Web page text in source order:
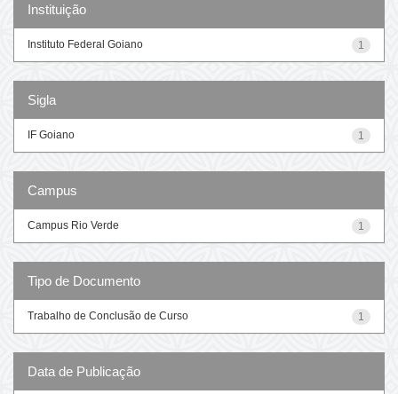
Instituição
1
Instituto Federal Goiano
Sigla
1
IF Goiano
Campus
1
Campus Rio Verde
Tipo de Documento
1
Trabalho de Conclusão de Curso
Data de Publicação